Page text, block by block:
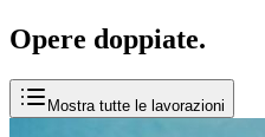
Opere doppiate.
Mostra tutte le lavorazioni